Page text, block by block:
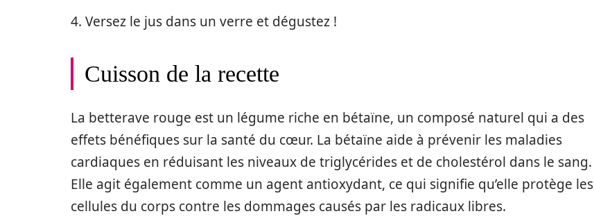
4. Versez le jus dans un verre et dégustez !
Cuisson de la recette
La betterave rouge est un légume riche en bétaïne, un composé naturel qui a des
effets bénéfiques sur la santé du cœur. La bétaïne aide à prévenir les maladies
cardiaques en réduisant les niveaux de triglycérides et de cholestérol dans le sang.
Elle agit également comme un agent antioxydant, ce qui signifie qu’elle protège les
cellules du corps contre les dommages causés par les radicaux libres.